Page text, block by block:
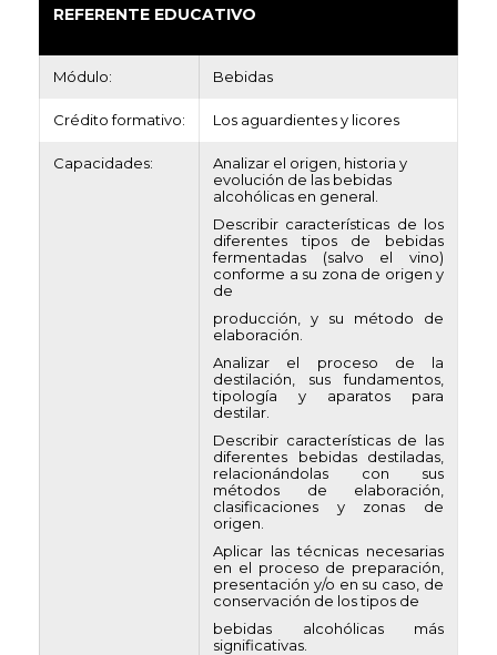
REFERENTE EDUCATIVO
Módulo: Bebidas
Crédito formativo: Los aguardientes y licores
Capacidades:
Analizar el origen, historia y
evolución de las bebidas
alcohólicas en general.
Describir características de los
diferentes tipos de bebidas
fermentadas (salvo el vino)
conforme a su zona de origen y
de
producción, y su método de
elaboración.
Analizar el proceso de la
destilación, sus fundamentos,
tipología y aparatos para
destilar.
Describir características de las
diferentes bebidas destiladas,
relacionándolas con sus
métodos de elaboración,
clasificaciones y zonas de
origen.
Aplicar las técnicas necesarias
en el proceso de preparación,
presentación y/o en su caso, de
conservación de los tipos de
bebidas alcohólicas más
significativas.